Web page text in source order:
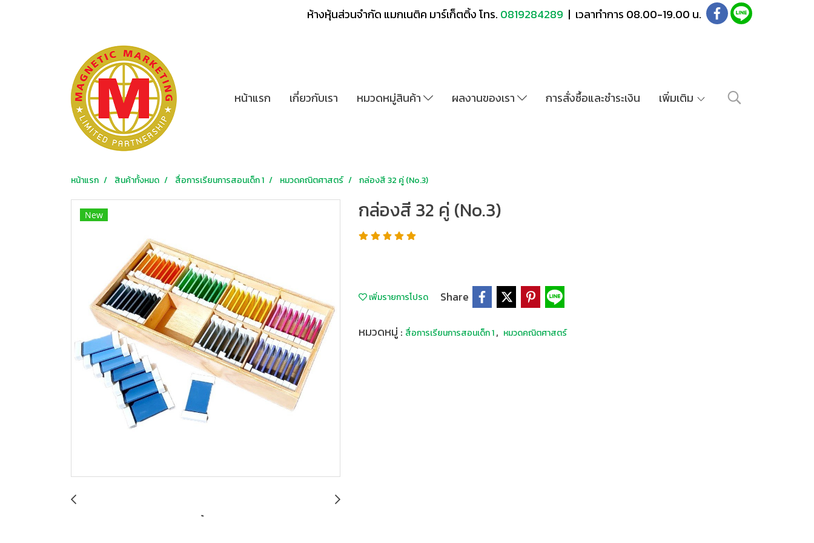
ห้างหุ้นส่วนจำกัด แมกเนติค มาร์เก็ตติ้ง โทร. 0819284289 | เวลาทำการ 08.00-19.00 น.
หน้าแรก เกี่ยวกับเรา หมวดหมู่สินค้า ผลงานของเรา การสั่งซื้อและชำระเงิน เพิ่มเติม
หน้าแรก สินค้าทั้งหมด สื่อการเรียนการสอนเด็ก 1 หมวดคณิตศาสตร์ กล่องสี 32 คู่ (No.3)
New กล่องสี 32 คู่ (No.3)
เพิ่มรายการโปรด Share
หมวดหมู่ : สื่อการเรียนการสอนเด็ก 1, หมวดคณิตศาสตร์